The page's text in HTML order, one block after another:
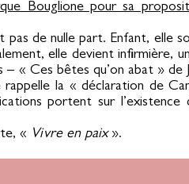
Bouglione pour sa
de nulle part. Enfant, elle
elle devient infirmière,
« Ces bêtes qu’on abat » de
la « déclaration de
portent sur l’existence
« Vivre en paix».